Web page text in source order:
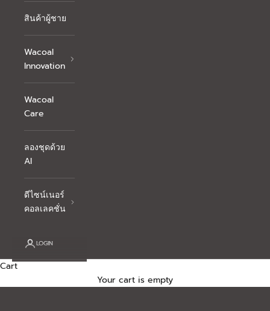
สินค้าผู้ชาย
Wacoal
Innovation
Wacoal
Care
ลองชุดด้วย
AI
ดีไซน์เนอร์
คอลเลคชั่น
LOGIN
Cart
Your cart is empty